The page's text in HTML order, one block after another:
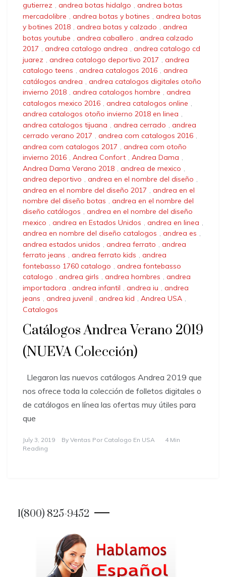
gutierrez , andrea botas hidalgo , andrea botas
mercadolibre , andrea botas y botines , andrea botas
y botines 2018 , andrea botas y calzado , andrea
botas youtube , andrea caballero , andrea calzado
2017 , andrea catalogo andrea , andrea catalogo cd
juarez , andrea catalogo deportivo 2017 , andrea
catalogo teens , andrea catalogos 2016 , andrea
catálogos andrea , andrea catalogos digitales otoño
invierno 2018 , andrea catalogos hombre , andrea
catalogos mexico 2016 , andrea catalogos online ,
andrea catalogos otoño invierno 2018 en linea ,
andrea catalogos tijuana
andrea cerrado
andrea
cerrado verano 2017 , andrea com catalogos 2016 ,
andrea com catalogos 2017
andrea com otoño
invierno 2016 , Andrea Confort , Andrea Dama ,
Andrea Dama Verano 2018
andrea de mexico
andrea deportivo , andrea en el nombre del diseño ,
andrea en el nombre del diseño 2017
andrea en el
nombre del diseño botas , andrea en el nombre del
diseño catálogos , andrea en el nombre del diseño
mexico , andrea en Estados Unidos , andrea en linea ,
andrea en nombre del diseño catalogos , andrea es ,
andrea estados unidos , andrea ferrato , andrea
ferrato jeans , andrea ferrato kids , andrea
fontebasso 1760 catalogo , andrea fontebasso
catalogo , andrea girls , andrea hombres , andrea
importadora , andrea infantil , andrea iu , andrea
jeans , andrea juvenil , andrea kid , Andrea USA ,
Catalogos
Catálogos Andrea Verano 2019
(NUEVA Colección)
Llegaron las nuevos catálogos Andrea 2019 que
nos ofrece toda la colección de folletos digitales o
de catálogos en línea las ofertas muy útiles para
que
July 3, 2019 By Ventas Por Catalogo En USA
4 Min
Reading
1(800) 825-9452